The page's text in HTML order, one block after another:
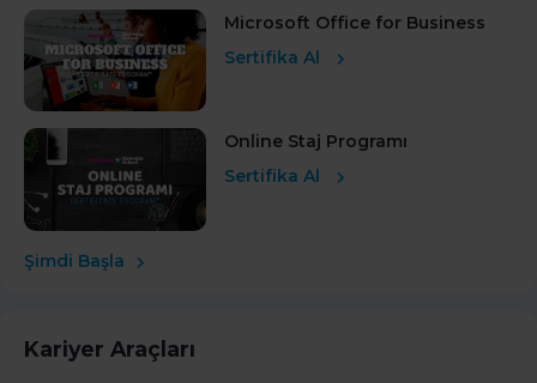
Microsoft Office for Business
Sertifika Al
Online Staj Programı
Sertifika Al
Şimdi Başla
Kariyer Araçları